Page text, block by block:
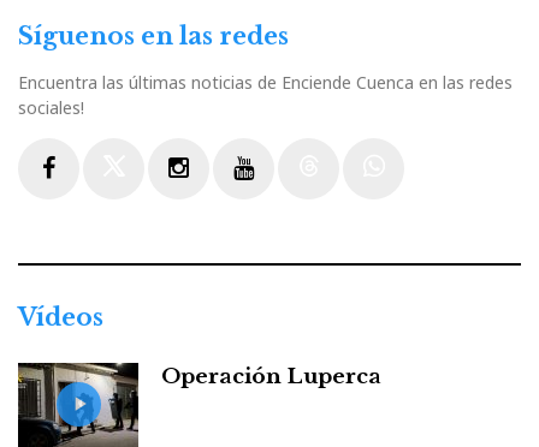
Síguenos en las redes
Encuentra las últimas noticias de Enciende Cuenca en las redes
sociales!
Vídeos
Operación Luperca